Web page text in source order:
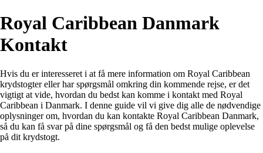
Royal Caribbean Danmark
Kontakt
Hvis du er interesseret i at få mere information om Royal Caribbean
krydstogter eller har spørgsmål omkring din kommende rejse, er det
vigtigt at vide, hvordan du bedst kan komme i kontakt med Royal
Caribbean i Danmark. I denne guide vil vi give dig alle de nødvendige
oplysninger om, hvordan du kan kontakte Royal Caribbean Danmark,
så du kan få svar på dine spørgsmål og få den bedst mulige oplevelse
på dit krydstogt.